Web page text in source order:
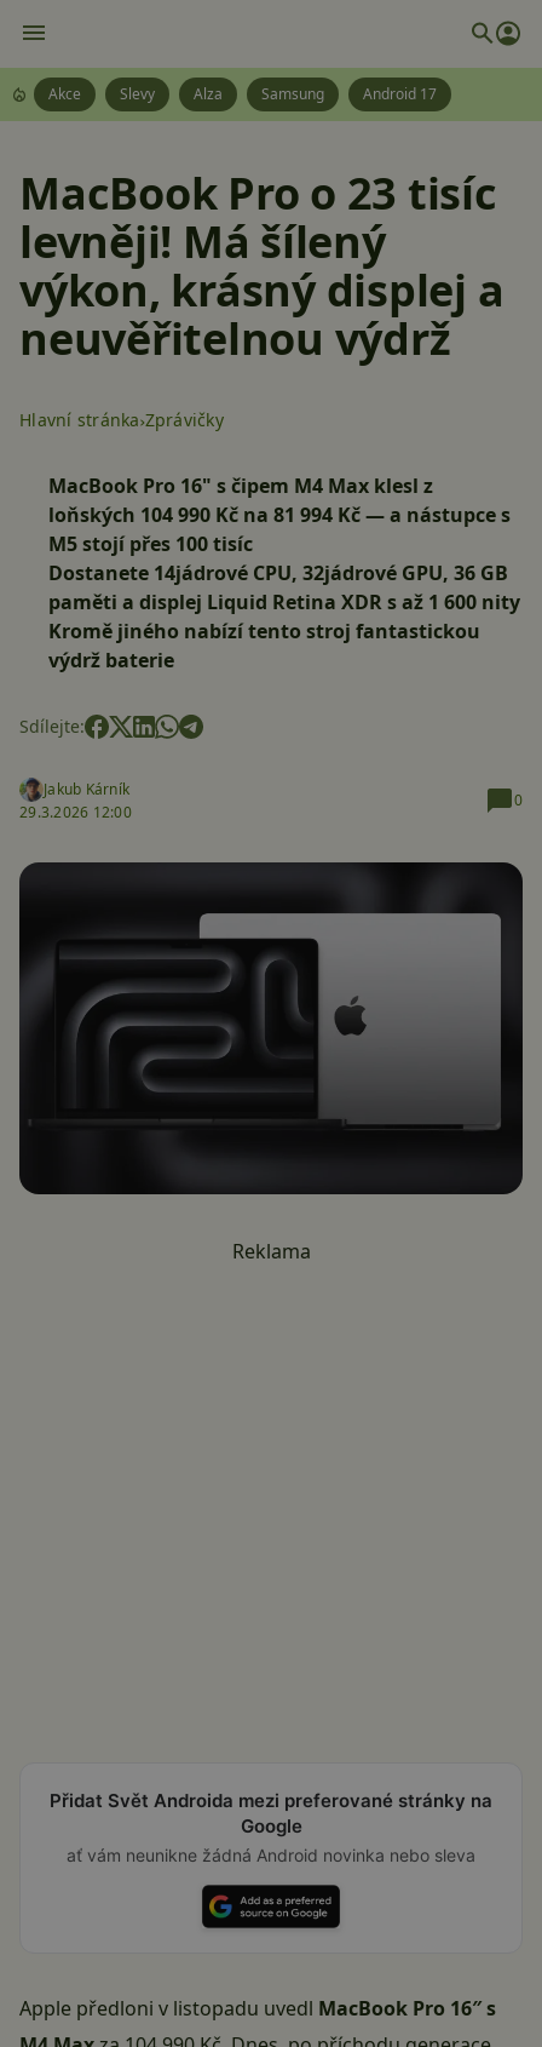
Akce Slevy Alza Samsung Android 17
MacBook Pro o 23 tisíc
levněji! Má šílený
výkon, krásný displej a
neuvěřitelnou výdrž
Hlavní stránka Zprávičky
MacBook Pro 16" s čipem M4 Max klesl z
loňských 104 990 Kč na 81 994 Kč— a nástupce s
M5 stojí přes 100 tisíc
Dostanete 14jádrové CPU, 32jádrové GPU, 36 GB
paměti a displej Liquid Retina XDR s až 1 600 nity
Kromě jiného nabízí tento stroj fantastickou
výdrž baterie
Sdílejte:
Jakub Kárník
29.3.2026 12:00
0
Reklama
Přidat Svět Androida mezi preferované stránky na
Google
ať vám neunikne žádná Android novinka nebo sleva
Apple předloni v listopadu uvedl MacBook Pro 16″ s